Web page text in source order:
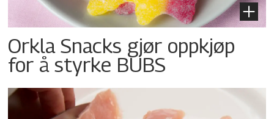
Orkla Snacks gjør oppkjøp
for å styrke BUBS